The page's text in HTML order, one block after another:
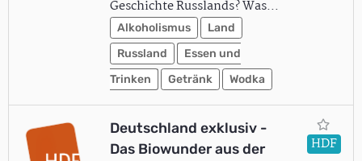
Geschichte Russlands? Was…
Alkoholismus
Land
Russland
Essen und
Trinken
Getränk Wodka
Deutschland exklusiv -
Das Biowunder aus der
HDF